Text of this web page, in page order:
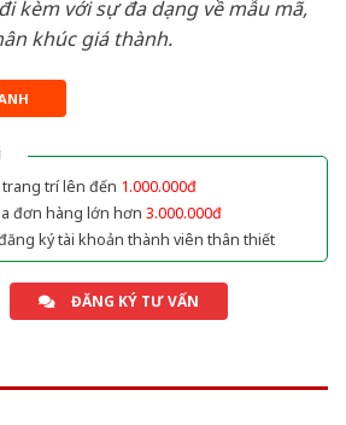
đi kèm với sự đa dạng về mẫu mã,
khúc giá thành.
trí lên đến 1.000.000đ
đơn hàng lớn hơn 3.000.000đ
ký tài khoản thành viên thân thiết
ĐĂNG KÝ TƯ VẤN